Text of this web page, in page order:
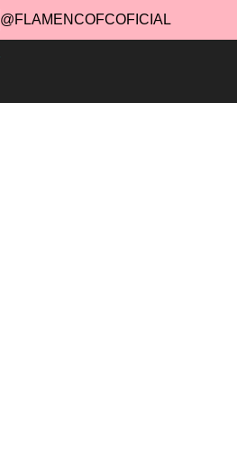
@FLAMENCOFCOFICIAL